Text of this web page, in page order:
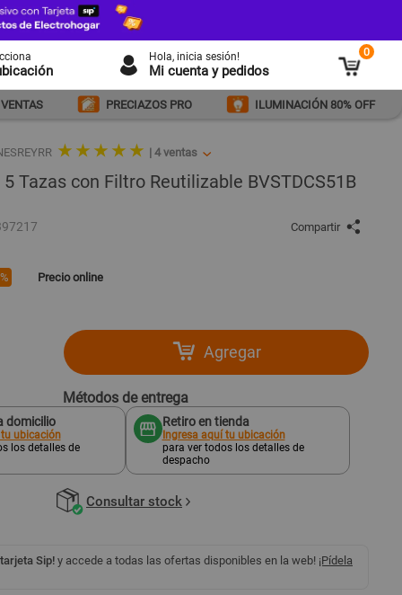
Hola, inicia sesión!
Mi cuenta y pedidos
0
PRECIAZOS PRO ILUMINACIÓN 80% OFF
★ ★ ★ ★ ★ | 4ventas
Tazas con Filtro Reutilizable BVSTDCS51B
Compartir
Precio online
Agregar
Métodos de entrega
domicilio
ubicación
los detalles de
Retiro en tienda
Ingresa aquí tu ubicación
para ver todos los detalles de
despacho
Consultar stock
Sip! y accede a todas las ofertas disponibles en la web! ¡Pídela